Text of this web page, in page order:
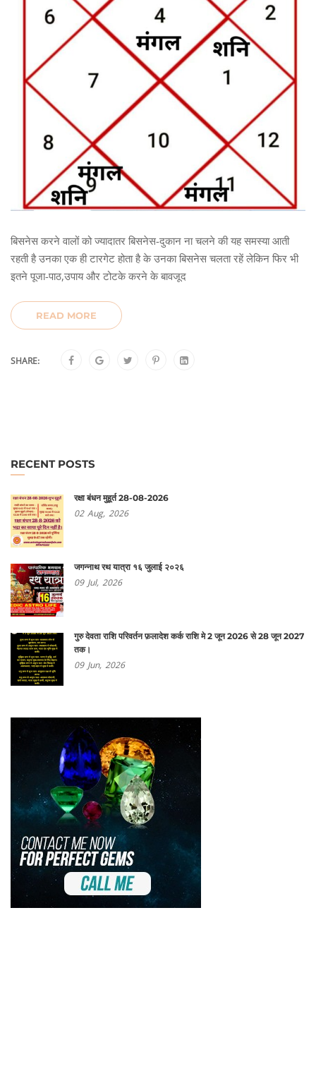
बिसनेस करने वालों को ज्यादातर बिसनेस-दुकान ना चलने की यह समस्या आती
रहती है उनका एक ही टारगेट होता है के उनका बिसनेस चलता रहें लेकिन फिर भी
इतने पूजा-पाठ,उपाय और टोटके करने के बावजूद
READ MORE
SHARE:
RECENT POSTS
रक्षा बंधन मुहूर्त 28-08-2026
02 Aug, 2026
जगन्नाथ रथ यात्रा १६ जुलाई २०२६
09 Jul, 2026
गुरु देवता राशि परिवर्तन फ़लादेश कर्क राशि मे 2 जून 2026 से 28 जून 2027
तक।
09 Jun, 2026